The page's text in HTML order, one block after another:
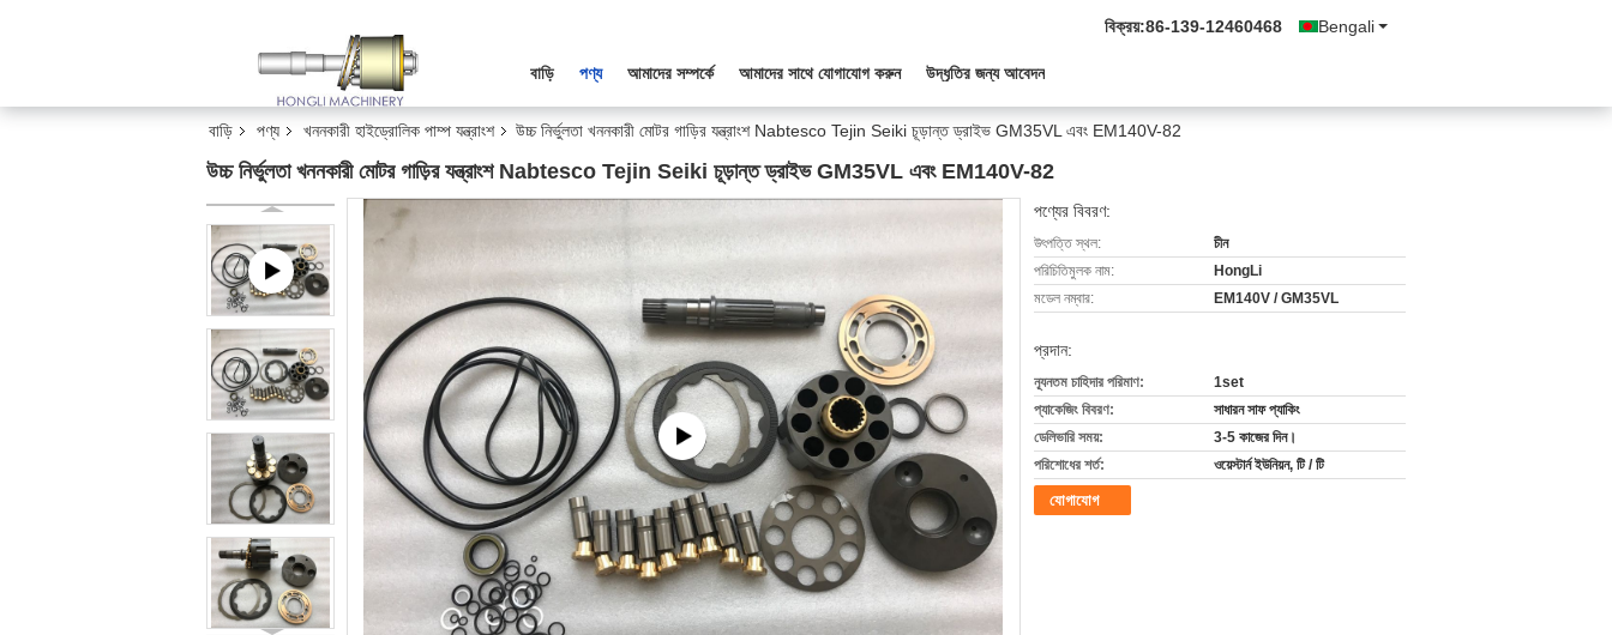
Bengali
বিক্রয়:86-139-12460468
বাড়ি পণ্য আমাদের সম্পর্কে আমাদের সাথে যোগাযোগ করুন উদ্ধৃতির জন্য আবেদন
বাড়ি পণ্য খননকারী হাইড্রোলিক পাম্প যন্ত্রাংশ উচ্চ নির্ভুলতা খননকারী মোটর গাড়ির যন্ত্রাংশ Nabtesco Tejin Seiki চূড়ান্ত ড্রাইভ GM35VL এবং EM140V-82
উচ্চ নির্ভুলতা খননকারী মোটর গাড়ির যন্ত্রাংশ Nabtesco Tejin Seiki চূড়ান্ত ড্রাইভ GM35VL এবং EM140V-82
পণ্যের বিবরণ:
উৎপত্তি স্থল:
চীন
পরিচিতিমুলক নাম:
HongLi
মডেল নম্বার:
EM140V / GM35VL
প্রদান:
ন্যূনতম চাহিদার পরিমাণ:
1set
প্যাকেজিং বিবরণ:
সাধারন সাফ প্যাকিং
ডেলিভারি সময়:
3-5 কাজের দিন।
পরিশোধের শর্ত:
ওয়েস্টার্ন ইউনিয়ন, টি / টি
যোগাযোগ